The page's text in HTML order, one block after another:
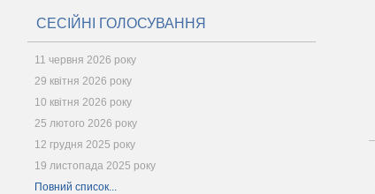
СЕСІЙНІ ГОЛОСУВАННЯ
11 червня 2026 року
29 квітня 2026 року
10 квітня 2026 року
25 лютого 2026 року
12 грудня 2025 року
19 листопада 2025 року
Повний список...